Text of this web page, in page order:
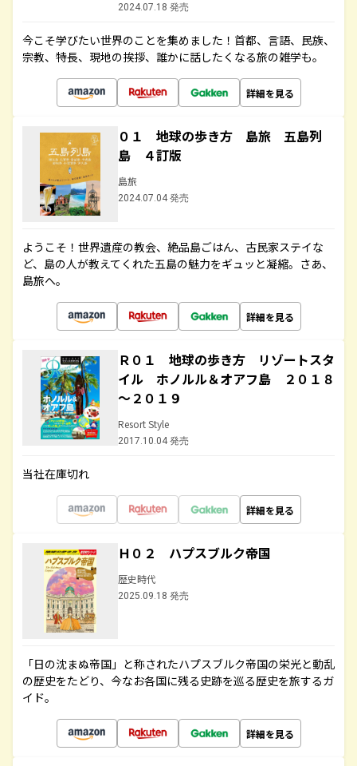
2024.07.18 発売
今こそ学びたい世界のことを集めました！首都、言語、民族、
宗教、特長、現地の挨拶、誰かに話したくなる旅の雑学も。
詳細を見る
０１ 地球の歩き方 島旅 五島列
島 ４訂版
島旅
2024.07.04 発売
ようこそ！世界遺産の教会、絶品島ごはん、古民家ステイな
ど、島の人が教えてくれた五島の魅力をギュッと凝縮。さあ、
島旅へ。
詳細を見る
Ｒ０１ 地球の歩き方 リゾートスタ
イル ホノルル＆オアフ島 ２０１８
～２０１９
Resort Style
2017.10.04 発売
当社在庫切れ
詳細を見る
Ｈ０２ ハプスブルク帝国
歴史時代
2025.09.18 発売
「日の沈まぬ帝国」と称されたハプスブルク帝国の栄光と動乱
の歴史をたどり、今なお各国に残る史跡を巡る歴史を旅するガ
イド。
詳細を見る